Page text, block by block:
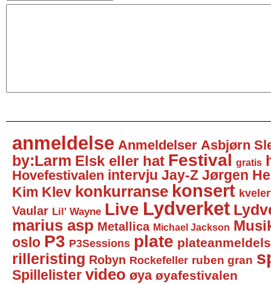
anmeldelse Anmeldelser Asbjørn
by:Larm Elsk eller hat Festival gratis
Hovefestivalen intervju Jay-Z Jørgen
Kim Klev konkurranse konsert
Vaular Lil' Wayne Live Lydverket
marius asp Metallica Michael Jackson
oslo P3 P3Sessions plate
rilleristing Robyn Rockefeller ruben gran
Spillelister video øya øyafestivalen